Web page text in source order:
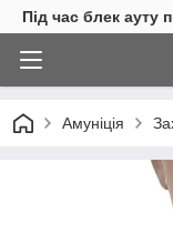
Під час блек ауту
Амуніція